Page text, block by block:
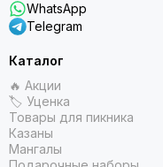
WhatsApp
Telegram
Каталог
🔥 Акции
🏷 Уценка
Товары для пикника
Казаны
Мангалы